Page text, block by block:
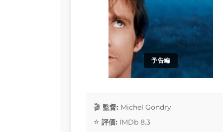
予告編
監督: Michel Gondry
評価: IMDb 8.3